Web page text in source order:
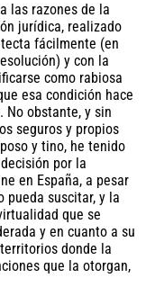
las razones de la
jurídica, realizado
fácilmente (en
y con la
como rabiosa
esa condición hace
No obstante, y sin
seguros y propios
y tino, he tenido
por la
en España, a pesar
pueda suscitar, y la
que se
y en cuanto a su
donde la
que la otorgan,